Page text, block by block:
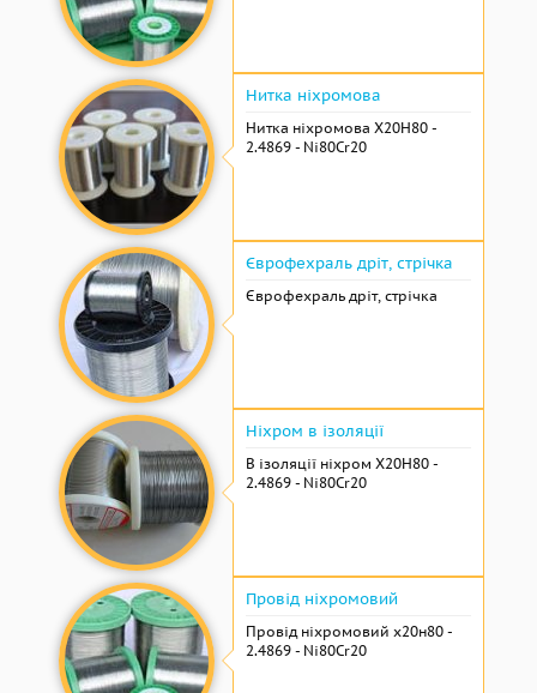
Нитка ніхромова
Нитка ніхромова Х20Н80 -
2.4869 - Ni80Cr20
Єврофехраль дріт, стрічка
Єврофехраль дріт, стрічка
Ніхром в ізоляції
В ізоляції ніхром Х20Н80 -
2.4869 - Ni80Cr20
Провід ніхромовий
Провід ніхромовий х20н80 -
2.4869 - Ni80Cr20